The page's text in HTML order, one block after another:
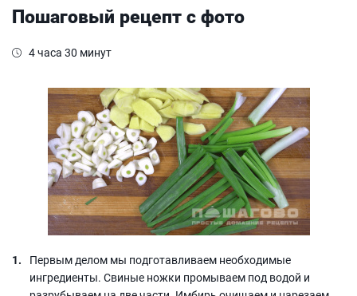
Пошаговый рецепт с фото
4 часа 30 минут
Первым делом мы подготавливаем необходимые
ингредиенты. Свиные ножки промываем под водой и